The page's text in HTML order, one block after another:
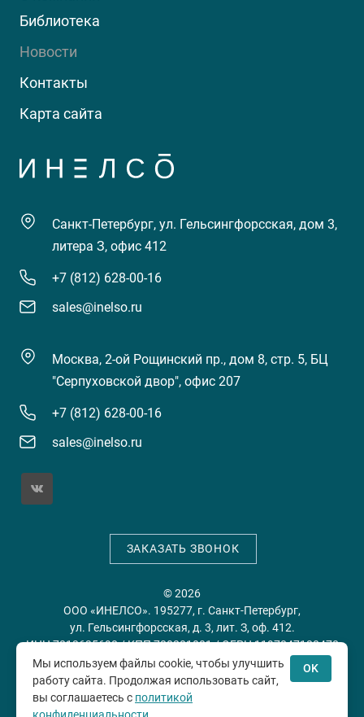
Библиотека
Новости
Контакты
Карта сайта
Санкт-Петербург, ул. Гельсингфорсская, дом 3,
литера З, офис 412
+7 (812) 628-00-16
sales@inelso.ru
Москва, 2-ой Рощинский пр., дом 8, стр. 5, БЦ
"Серпуховской двор", офис 207
+7 (812) 628-00-16
sales@inelso.ru
ЗАКАЗАТЬ ЗВОНОК
© 2026
ООО «ИНЕЛСО». 195277, г. Санкт-Петербург,
ул. Гельсингфорсская, д. 3, лит. З, оф. 412.
ИНН 7813635698 / КПП 780201001 / ОГРН 1197847128478
Политика конфиденциальности
соглашение
Мы используем файлы cookie, чтобы улучшить
работу сайта. Продолжая использовать сайт,
вы соглашаетесь с политикой
OK